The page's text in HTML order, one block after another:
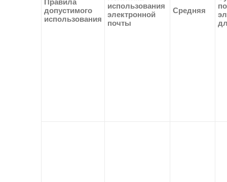
Правила
допустимого
использования
использования
электронной
почты
Средняя